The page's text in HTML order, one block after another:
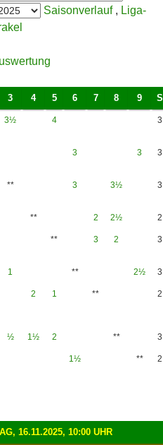
Saisonverlauf, Liga-
3 4 5 6 7 8 9 S
3½ 4 3
3 3 3
** 3 3½ 3
** 2 2½ 2
** 3 2 3
1 ** 2½ 3
2 1 ** 2
½ 1½ 2 ** 3
1½ ** 2
16.11.2025, 10:00 UHR